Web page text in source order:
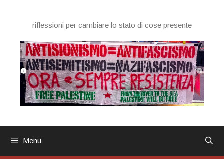
contenutoriflessioni per cambiare lo stato di cose presente
Menu